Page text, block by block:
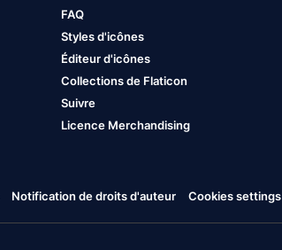
FAQ
Styles d'icônes
Éditeur d'icônes
Collections de Flaticon
Suivre
Licence Merchandising
Notification de droits d'auteur Cookies settings